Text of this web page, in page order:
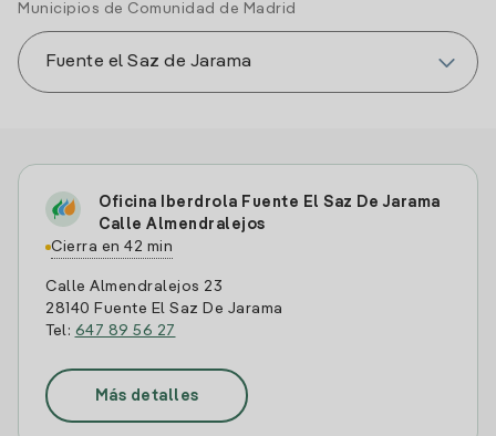
Municipios de Comunidad de Madrid
Oficina Iberdrola Fuente El Saz De Jarama
Calle Almendralejos
Cierra en 42 min
Calle Almendralejos 23
28140 Fuente El Saz De Jarama
Tel: 647 89 56 27
Más detalles